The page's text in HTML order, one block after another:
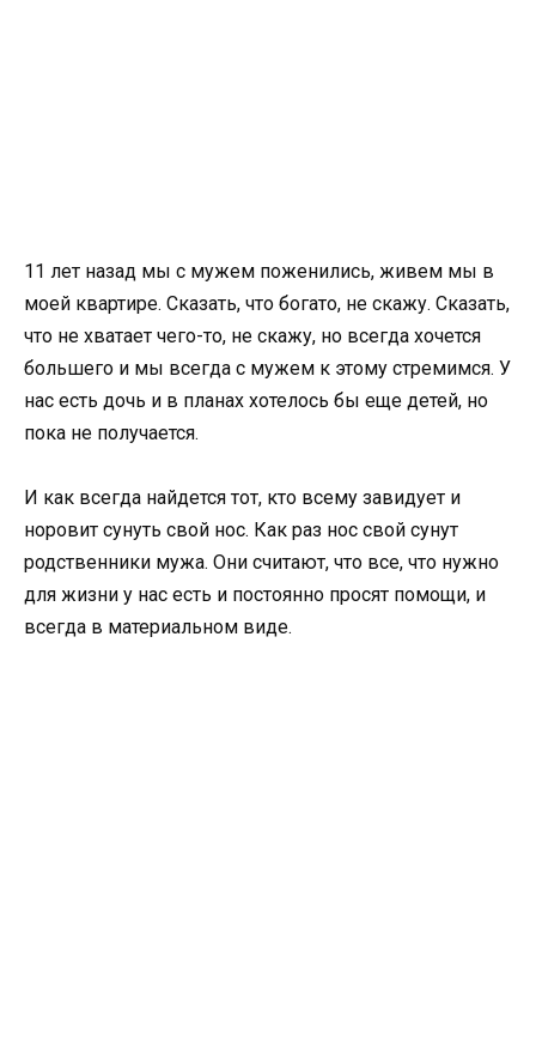
11 лет назад мы с мужем поженились, живем мы в
моей квартире. Сказать, что богато, не скажу. Сказать,
что не хватает чего-то, не скажу, но всегда хочется
большего и мы всегда с мужем к этому стремимся. У
нас есть дочь и в планах хотелось бы еще детей, но
пока не получается.
И как всегда найдется тот, кто всему завидует и
норовит сунуть свой нос. Как раз нос свой сунут
родственники мужа. Они считают, что все, что нужно
для жизни у нас есть и постоянно просят помощи, и
всегда в материальном виде.